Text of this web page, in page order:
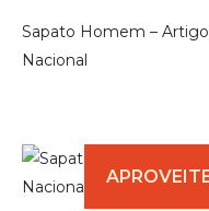
Sapato Homem – Artigo
Nacional
O
preço
original
preço
atual